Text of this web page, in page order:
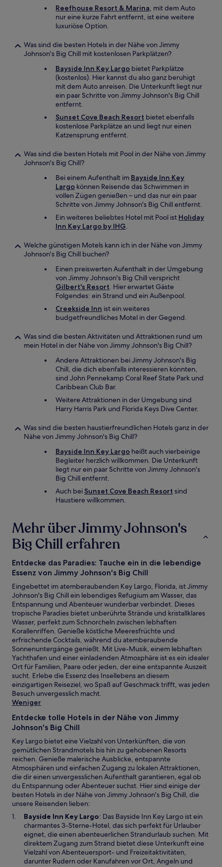
Reefhouse Resort & Marina, mit dem Auto
nur eine kurze Fahrt entfernt, ist eine weitere
luxuriöse Option.
Was sind die besten Hotels in der Nähe von Jimmy
Johnson's Big Chill mit kostenlosen Parkplätzen?
Bayside Inn Key Largo bietet Parkplätze
(kostenlos). Hier kannst du also ganz beruhigt
mit dem Auto anreisen. Die Unterkunft liegt nur
ein paar Schritte von Jimmy Johnson's Big Chill
entfernt.
Sunset Cove Beach Resort bietet ebenfalls
kostenlose Parkplätze an und liegt nur einen
Katzensprung entfernt.
Was sind die besten Hotels mit Pool in der Nähe von Jimmy
Johnson's Big Chill?
Bei einem Aufenthalt im Bayside Inn Key
Largo können Reisende das Schwimmen in
vollen Zügen genießen – und das nur ein paar
Schritte von Jimmy Johnson's Big Chill entfernt.
Ein weiteres beliebtes Hotel mit Pool ist Holiday
Inn Key Largo by IHG.
Welche günstigen Motels kann ich in der Nähe von Jimmy
Johnson's Big Chill buchen?
Einen preiswerten Aufenthalt in der Umgebung
von Jimmy Johnson's Big Chill verspricht
Gilbert's Resort. Hier erwartet Gäste
Folgendes: ein Strand und ein Außenpool.
Creekside Inn ist ein weiteres
budgetfreundliches Motel in der Gegend.
Was sind die besten Aktivitäten und Attraktionen rund um
mein Hotel in der Nähe von Jimmy Johnson's Big Chill?
Andere Attraktionen bei Jimmy Johnson's Big
Chill, die dich ebenfalls interessieren könnten,
sind John Pennekamp Coral Reef State Park und
Caribbean Club Bar.
Weitere Attraktionen in der Umgebung sind
Harry Harris Park und Florida Keys Dive Center.
Was sind die besten haustierfreundlichen Hotels ganz in der
Nähe von Jimmy Johnson's Big Chill?
Bayside Inn Key Largo heißt auch vierbeinige
Begleiter herzlich willkommen. Die Unterkunft
liegt nur ein paar Schritte von Jimmy Johnson's
Big Chill entfernt.
Auch bei Sunset Cove Beach Resort sind
Haustiere willkommen.
Mehr über Jimmy Johnson's
Big Chill erfahren
Entdecke das Paradies: Tauche ein in die lebendige
Essenz von Jimmy Johnson's Big Chill
Eingebettet im atemberaubenden Key Largo, Florida, ist Jimmy
Johnson's Big Chill ein lebendiges Refugium am Wasser, das
Entspannung und Abenteuer wunderbar verbindet. Dieses
tropische Paradies bietet unberührte Strände und kristallklares
Wasser, perfekt zum Schnorcheln zwischen lebhaften
Korallenriffen. Genieße köstliche Meeresfrüchte und
erfrischende Cocktails, während du atemberaubende
Sonnenuntergänge genießt. Mit Live-Musik, einem lebhaften
Yachthafen und einer einladenden Atmosphäre ist es ein idealer
Ort für Familien, Paare oder jeden, der eine entspannte Auszeit
sucht. Erlebe die Essenz des Insellebens an diesem
einzigartigen Reiseziel, wo Spaß auf Geschmack trifft, was jeden
Besuch unvergesslich macht.
Weniger
Entdecke tolle Hotels in der Nähe von Jimmy
Johnson's Big Chill
Key Largo bietet eine Vielzahl von Unterkünften, die von
gemütlichen Strandmotels bis hin zu gehobenen Resorts
reichen. Genieße malerische Ausblicke, entspannte
Atmosphären und einfachen Zugang zu lokalen Attraktionen,
die dir einen unvergesslichen Aufenthalt garantieren, egal ob
du Entspannung oder Abenteuer suchst. Hier sind einige der
besten Hotels in der Nähe von Jimmy Johnson's Big Chill, die
unsere Reisenden lieben:
Bayside Inn Key LargoW
i
r
d
i
n
: Das Bayside Inn Key Largo ist ein
charmantes 3-Sterne-Hotel, das sich perfekt für Urlauber
eignet, die einen abenteuerlichen Strandurlaub suchen. Mit
direktem Zugang zum Strand bietet diese Unterkunft eine
Vielzahl von Abenteuersport- und Freizeitaktivitäten,
darunter Rudern oder Kanufahren vor Ort, Angeln und